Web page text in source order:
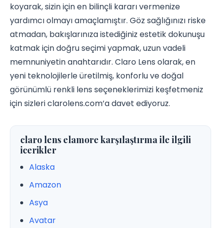
koyarak, sizin için en bilinçli kararı vermenize
yardımcı olmayı amaçlamıştır. Göz sağlığınızı riske
atmadan, bakışlarınıza istediğiniz estetik dokunuşu
katmak için doğru seçimi yapmak, uzun vadeli
memnuniyetin anahtarıdır. Claro Lens olarak, en
yeni teknolojilerle üretilmiş, konforlu ve doğal
görünümlü renkli lens seçeneklerimizi keşfetmeniz
için sizleri clarolens.com’a davet ediyoruz.
claro lens elamore karşılaştırma ile ilgili
icerikler
Alaska
Amazon
Asya
Avatar